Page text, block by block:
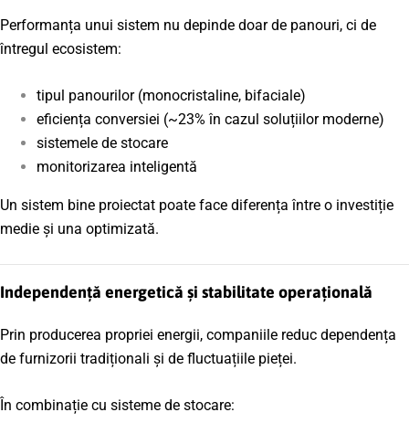
Performanța unui sistem nu depinde doar de panouri, ci de
întregul ecosistem:
tipul panourilor (monocristaline, bifaciale)
eficiența conversiei (~23% în cazul soluțiilor moderne)
sistemele de stocare
monitorizarea inteligentă
Un sistem bine proiectat poate face diferența între o investiție
medie și una optimizată.
Independență energetică și stabilitate operațională
Prin producerea propriei energii, companiile reduc dependența
de furnizorii tradiționali și de fluctuațiile pieței.
În combinație cu sisteme de stocare: